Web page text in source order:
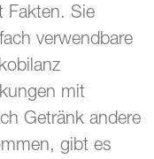
Fakten. Sie
verwendbare
mit
Getränk andere
gibt es